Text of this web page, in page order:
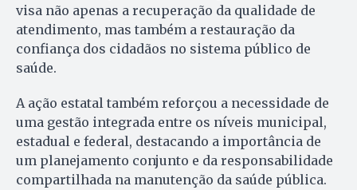
visa não apenas a recuperação da qualidade de
atendimento, mas também a restauração da
confiança dos cidadãos no sistema público de
saúde.
A ação estatal também reforçou a necessidade de
uma gestão integrada entre os níveis municipal,
estadual e federal, destacando a importância de
um planejamento conjunto e da responsabilidade
compartilhada na manutenção da saúde pública.